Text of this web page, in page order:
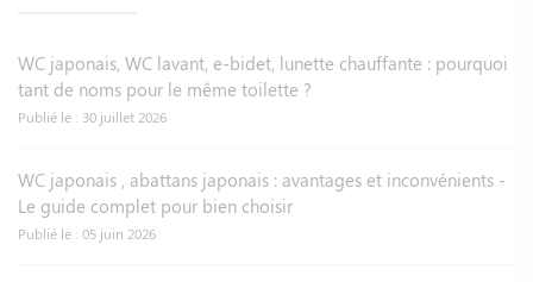
WC japonais, WC lavant, e-bidet, lunette chauffante : pourquoi
tant de noms pour le même toilette ?
Publié le : 30 juillet 2026
WC japonais , abattans japonais : avantages et inconvénients -
Le guide complet pour bien choisir
Publié le : 05 juin 2026